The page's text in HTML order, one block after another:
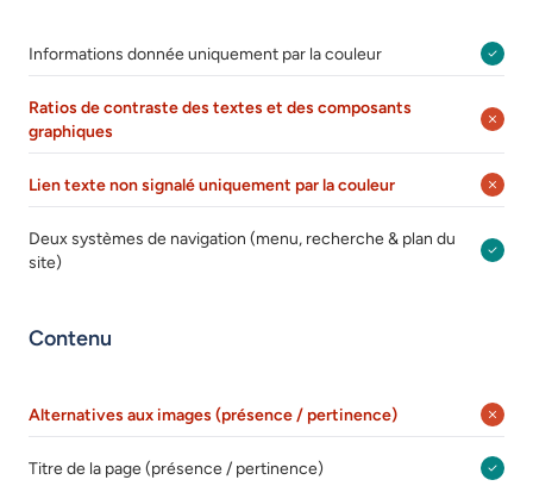
Informations donnée uniquement par la couleur
Ratios de contraste des textes et des composants
graphiques
Lien texte non signalé uniquement par la couleur
Deux systèmes de navigation (menu, recherche & plan du
site)
Contenu
Alternatives aux images (présence / pertinence)
Titre de la page (présence / pertinence)